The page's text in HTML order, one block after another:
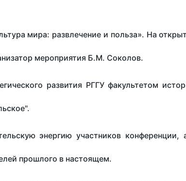
мира: развлечение и польза». На
мероприятия Б.М. Соколов.
развития РГГУ факультетом
энергию участников
прошлого в настоящем.